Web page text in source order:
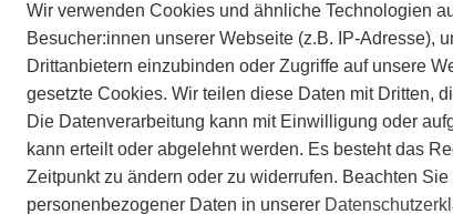
DATENSCHUTZ
BARRIEREFREIHEIT
IMPRESSUM
Wir verwenden Cookies und ähnliche Technologien
Besucher:innen unserer Webseite (z.B. IP-Adresse),
Drittanbietern einzubinden oder Zugriffe auf unsere
gesetzte Cookies. Wir teilen diese Daten mit Dritten,
Die Datenverarbeitung kann mit Einwilligung oder
kann erteilt oder abgelehnt werden. Es besteht das
Zeitpunkt zu ändern oder zu widerrufen. Beachten Sie
personenbezogener Daten in unserer